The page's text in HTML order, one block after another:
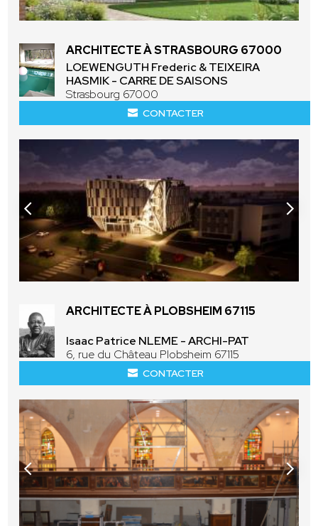
ARCHITECTE À STRASBOURG 67000
LOEWENGUTH Frederic & TEIXEIRA
HASMIK - CARRE DE SAISONS
Strasbourg 67000
CONTACTER
ARCHITECTE À PLOBSHEIM 67115
Isaac Patrice NLEME - ARCHI-PAT
6, rue du Château Plobsheim 67115
CONTACTER